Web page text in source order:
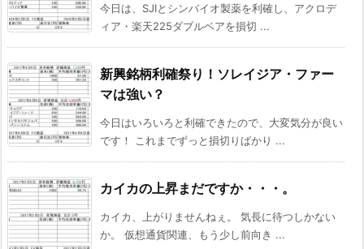
今日は、SJIとシンバイオ製薬を利確し、アクロデ
ィア・楽天225ダブルベアを損切 ...
新興銘柄利確祭り！ソレイジア・ファー
マは強い？
今日はいろいろと利確できたので、大変気分が良い
です！ これまでずっと損切りばかり ...
カイカの上昇まだですか・・・。
カイカ、上がりませんねぇ。 気長に待つしかない
か。 仮想通貨関連、もう少し前向き ...